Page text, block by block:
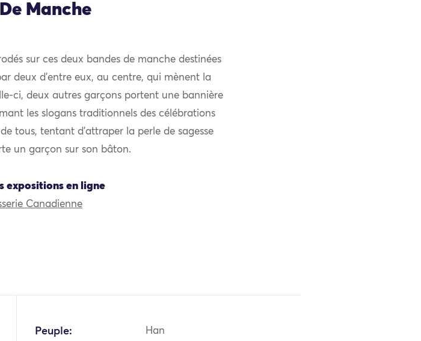
Manche
sur ces deux bandes de manche destinées
deux d’entre eux, au centre, qui mènent la
ci, deux autres garçons portent une bannière
les slogans traditionnels des célébrations
tous, tentant d’attraper la perle de sagesse
un garçon sur son bâton.
expositions en ligne
Canadienne
Peuple: Han